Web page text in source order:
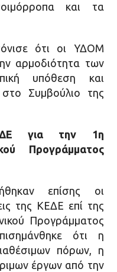
και τα
ότι οι ΥΔΟΜ
αρμοδιότητα των
υπόθεση και
Συμβούλιο της
για την 1η
Προγράμματος
επίσης οι
της ΚΕΔΕ επί της
Προγράμματος
ότι η
πόρων, η
έργων από την